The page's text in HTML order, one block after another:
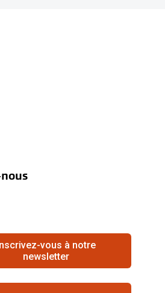
Inscrivez-vous à notre
newsletter